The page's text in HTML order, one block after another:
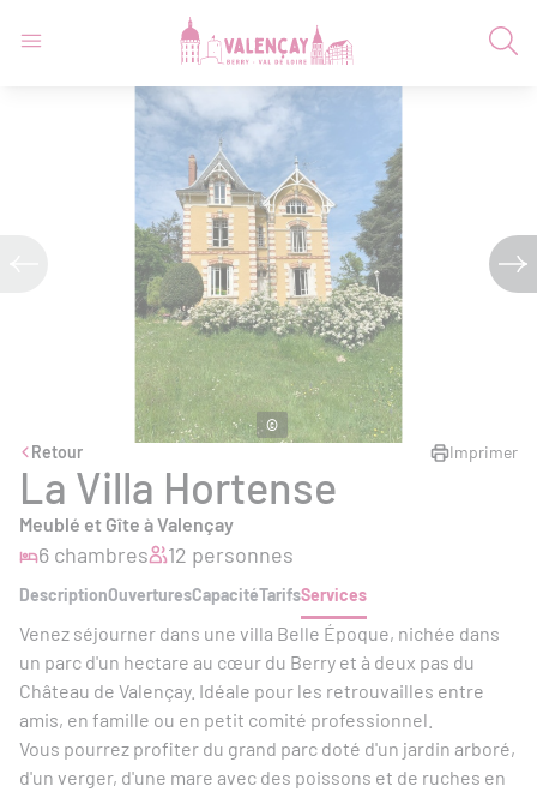
©
Retour Imprimer
La Villa Hortense
Meublé et Gîte à Valençay
6 chambres 12 personnes
DescriptionOuverturesCapacitéTarifsServices
Venez séjourner dans une villa Belle Époque, nichée dans
un parc d'un hectare au cœur du Berry et à deux pas du
Château de Valençay. Idéale pour les retrouvailles entre
amis, en famille ou en petit comité professionnel.
Vous pourrez profiter du grand parc doté d'un jardin arboré,
d'un verger, d'une mare avec des poissons et de ruches en